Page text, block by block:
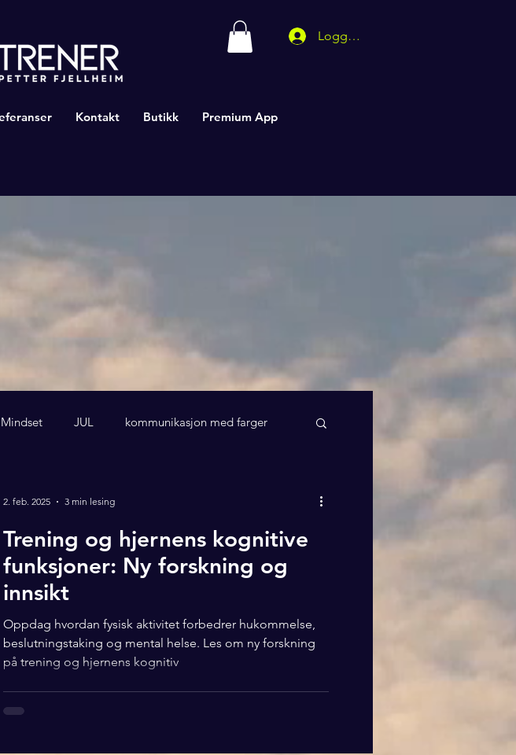
Logg inn
Kontakt Butikk Premium App
JUL kommunikasjon med farger
Trening og hjernens kognitive
funksjoner: Ny forskning og
innsikt
Oppdag hvordan fysisk aktivitet forbedrer hukommelse,
beslutningstaking og mental helse. Les om ny forskning
på trening og hjernens kognitiv
2. feb. 2025 3 min lesing